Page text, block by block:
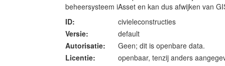
beheersysteem iAsset en kan dus afwijken van
ID:
civieleconstructies
Versie:
default
Autorisatie:
Geen; dit is openbare data.
Licentie:
openbaar, tenzij anders